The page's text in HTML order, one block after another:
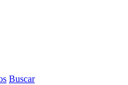
Buscar